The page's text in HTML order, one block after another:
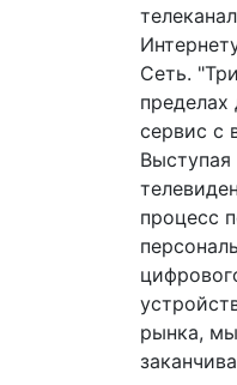
Сеть.
пределах
сервис с
Выступая
процесс
рынка,